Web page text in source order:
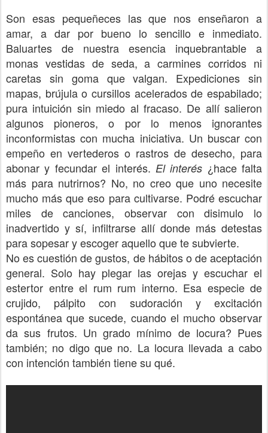
Son esas pequeñeces las que nos enseñaron a
amar, a dar por bueno lo sencillo e inmediato.
Baluartes de nuestra esencia inquebrantable a
monas vestidas de seda, a carmines corridos ni
caretas sin goma que valgan. Expediciones sin
mapas, brújula o cursillos acelerados de espabilado;
pura intuición sin miedo al fracaso. De allí salieron
algunos pioneros, o por lo menos ignorantes
inconformistas con mucha iniciativa. Un buscar con
empeño en vertederos o rastros de desecho, para
abonar y fecundar el interés. El interés ¿hace falta
más para nutrirnos? No, no creo que uno necesite
mucho más que eso para cultivarse. Podré escuchar
miles de canciones, observar con disimulo lo
inadvertido y sí, infiltrarse allí donde más detestas
para sopesar y escoger aquello que te subvierte.
No es cuestión de gustos, de hábitos o de aceptación
general. Solo hay plegar las orejas y escuchar el
estertor entre el rum rum interno. Esa especie de
crujido, pálpito con sudoración y excitación
espontánea que sucede, cuando el mucho observar
da sus frutos. Un grado mínimo de locura? Pues
también; no digo que no. La locura llevada a cabo
con intención también tiene su qué.